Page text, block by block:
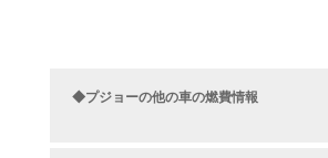
◆プジョーの他の車の燃費情報